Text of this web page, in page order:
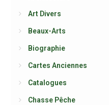
Art Divers
Beaux-Arts
Biographie
Cartes Anciennes
Catalogues
Chasse Pêche